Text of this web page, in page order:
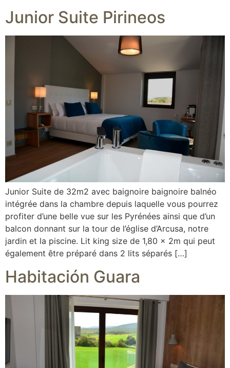
Junior Suite Pirineos
Junior Suite de 32m2 avec baignoire baignoire balnéo
intégrée dans la chambre depuis laquelle vous pourrez
profiter d’une belle vue sur les Pyrénées ainsi que d’un
balcon donnant sur la tour de l’église d’Arcusa, notre
jardin et la piscine. Lit king size de 1,80 x 2m qui peut
également être préparé dans 2 lits séparés […]
Habitación Guara